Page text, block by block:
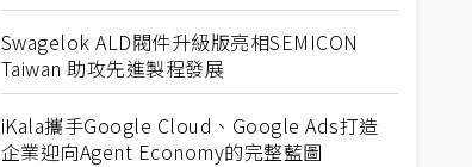
Swagelok ALD閥件升級版亮相SEMICON
Taiwan 助攻先進製程發展
iKala攜手Google Cloud、Google Ads打造
企業迎向Agent Economy的完整藍圖